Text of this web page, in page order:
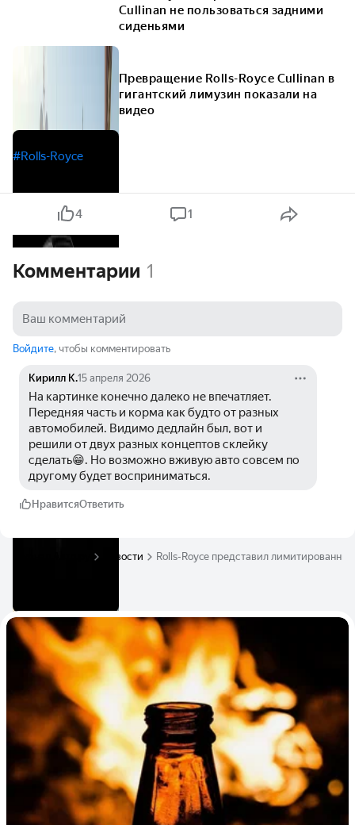
Cullinan не пользоваться задними
сиденьями
Превращение Rolls-Royce Cullinan в
гигантский лимузин показали на
видео
#Rolls-Royce
4 1
Комментарии 1
Войдите, чтобы комментировать
Кирилл К.15 апреля 2026
На картинке конечно далеко не впечатляет.
Передняя часть и корма как будто от разных
автомобилей. Видимо дедлайн был, вот и
решили от двух разных концептов склейку
сделать😁. Но возможно вживую авто совсем по
другому будет восприниматься.
НравитсяОтветить
Новости Rolls-Royce представил